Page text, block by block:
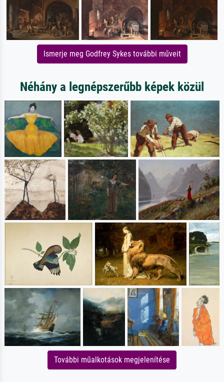
Ismerje meg Godfrey Sykes további műveit
Néhány a legnépszerűbb képek közül
További műalkotások megjelenítése